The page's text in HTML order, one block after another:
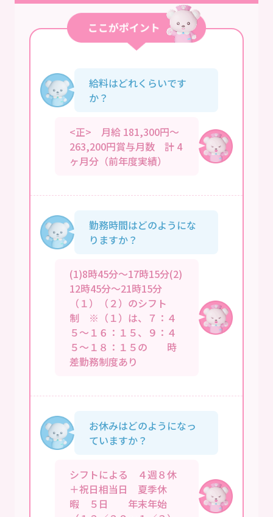
給料はどれくらいです
か？
<正> 月給 181,300円～
263,200円賞与月数 計 4
ヶ月分（前年度実績）
勤務時間はどのようにな
りますか？
(1)8時45分～17時15分(2)
12時45分～21時15分
（１）（２）のシフト
制 ※（１）は、７：４
５～１６：１５、９：４
５～１８：１５の 時
差勤務制度あり
お休みはどのようになっ
ていますか？
シフトによる ４週８休
＋祝日相当日 夏季休
暇 ５日 年末年始